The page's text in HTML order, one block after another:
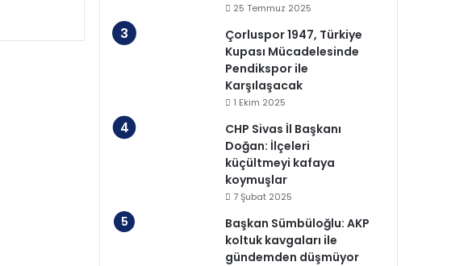
25 Temmuz 2025
Çorluspor 1947, Türkiye
Kupası Mücadelesinde
Pendikspor ile
Karşılaşacak
1 Ekim 2025
CHP Sivas İl Başkanı
Doğan: İlçeleri
küçültmeyi kafaya
koymuşlar
7 Şubat 2025
Başkan Sümbüloğlu: AKP
koltuk kavgaları ile
gündemden düşmüyor